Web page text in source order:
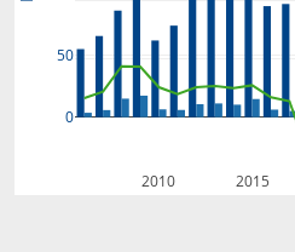
2010 2015
0
50